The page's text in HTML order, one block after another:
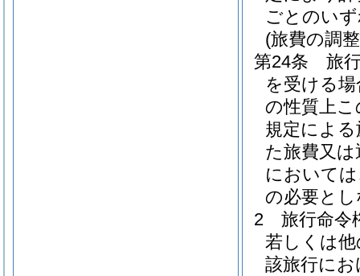
ごとのい
(旅費の調
第24条
旅
を受ける
の性質上
規定によ
た旅費又
において
の必要と
2
旅行命令
若しくは
該旅行に